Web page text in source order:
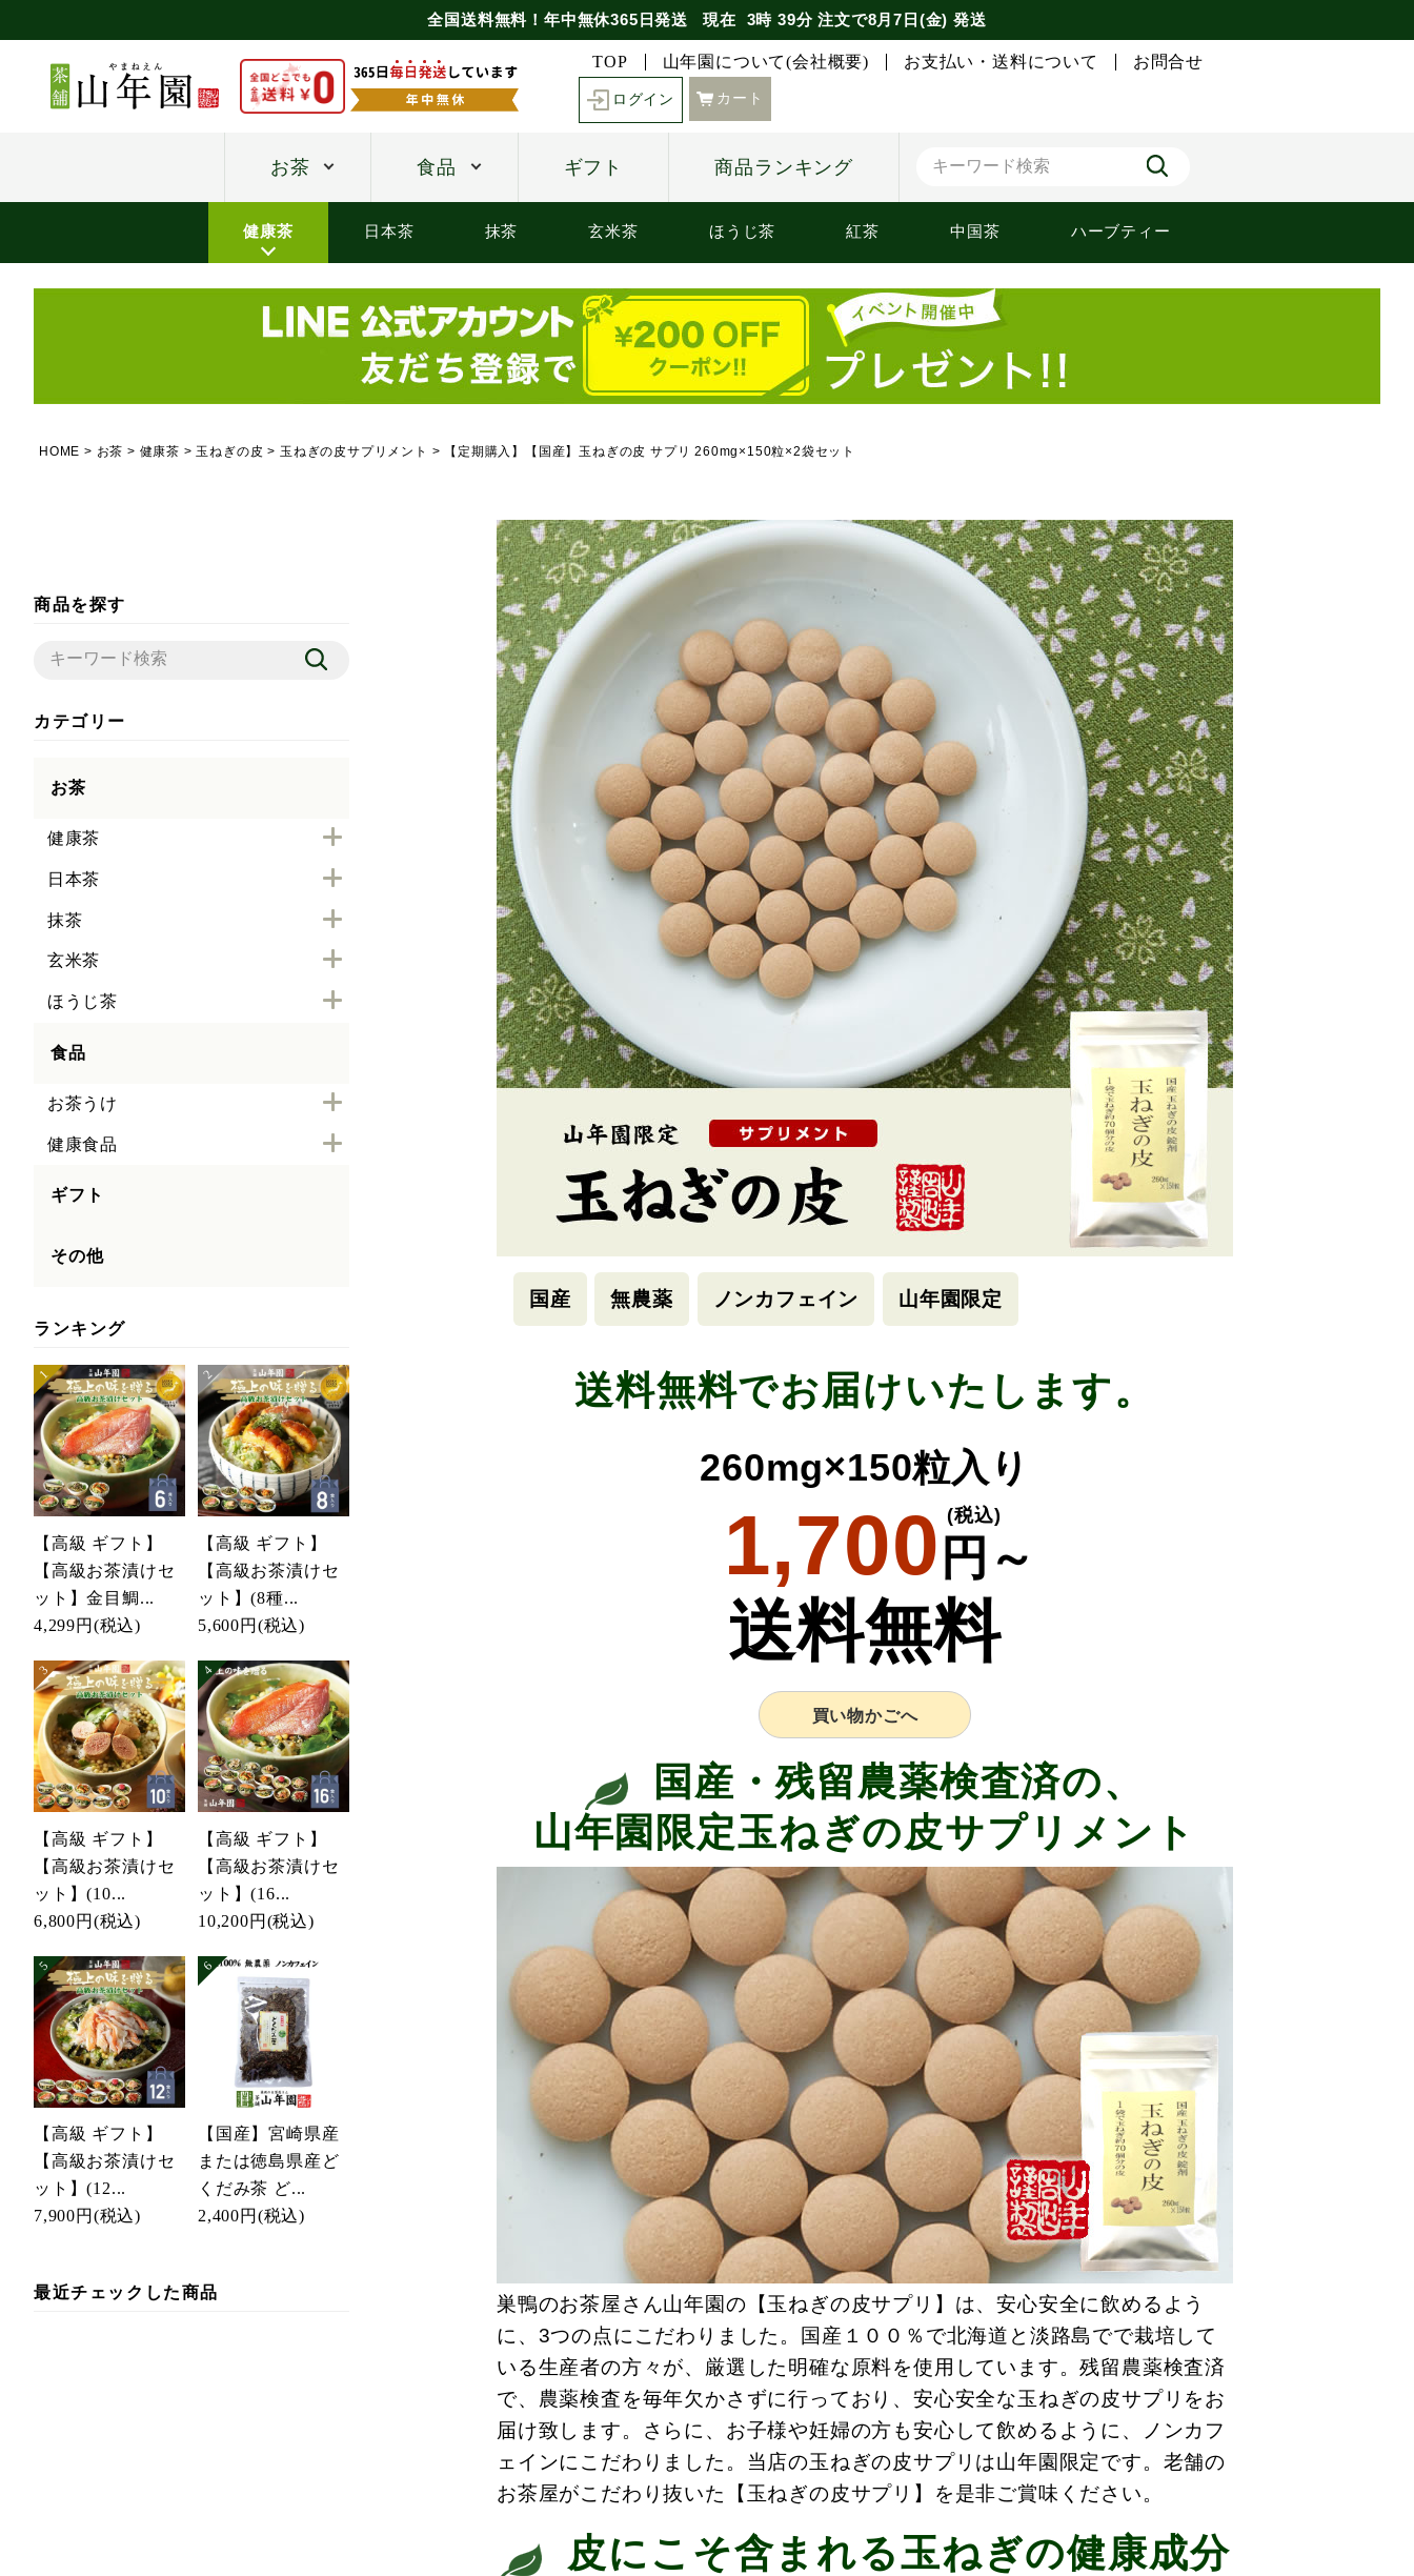
全国送料無料！年中無休365日発送 現在 3時 39分注文で8月7日(金) 発送
TOP 山年園について(会社概要) お支払い・送料について お問合せ
ログイン カート
お茶 食品 ギフト 商品ランキング
健康茶 日本茶 抹茶 玄米茶 ほうじ茶 紅茶 中国茶 ハーブティー
HOME お茶 健康茶 玉ねぎの皮 玉ねぎの皮サプリメント 【定期購入】【国産】玉ねぎの皮 サプリ 260mg×150粒×2袋セット
商品を探す
カテゴリー
お茶
健康茶
日本茶
抹茶
玄米茶
ほうじ茶
食品
お茶うけ
健康食品
ギフト
その他
ランキング
【高級 ギフト】
【高級お茶漬けセ
ット】金目鯛...
4,299円 (税込)
【高級 ギフト】
【高級お茶漬けセ
ット】(8種...
5,600円 (税込)
【高級 ギフト】
【高級お茶漬けセ
ット】(10...
6,800円 (税込)
【高級 ギフト】
【高級お茶漬けセ
ット】(16...
10,200円 (税込)
【高級 ギフト】
【高級お茶漬けセ
ット】(12...
7,900円 (税込)
【国産】宮崎県産
または徳島県産ど
くだみ茶 ど...
2,400円 (税込)
最近チェックした商品
国産 無農薬 ノンカフェイン 山年園限定
送料無料でお届けいたします。
260mg×150粒入り
1,700 円～
(税込)
送料無料
買い物かごへ
国産・残留農薬検査済の、
山年園限定玉ねぎの皮サプリメント
巣鴨のお茶屋さん山年園の【玉ねぎの皮サプリ】は、安心安全に飲めるよう
に、3つの点にこだわりました。国産１００％で北海道と淡路島でで栽培して
いる生産者の方々が、厳選した明確な原料を使用しています。残留農薬検査済
で、農薬検査を毎年欠かさずに行っており、安心安全な玉ねぎの皮サプリをお
届け致します。さらに、お子様や妊婦の方も安心して飲めるように、ノンカフ
ェインにこだわりました。当店の玉ねぎの皮サプリは山年園限定です。老舗の
お茶屋がこだわり抜いた【玉ねぎの皮サプリ】を是非ご賞味ください。
皮にこそ含まれる玉ねぎの健康成分